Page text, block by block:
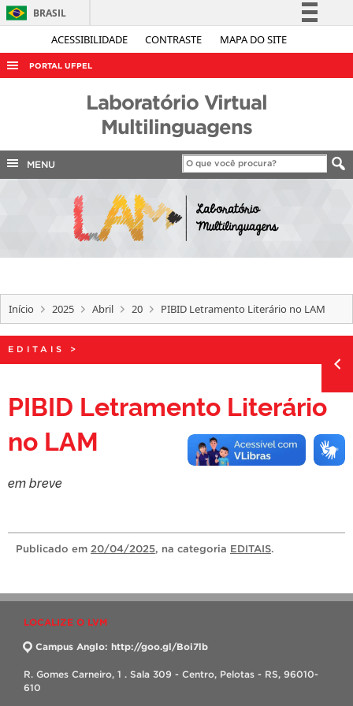
ACESSIBILIDADE CONTRASTE MAPA DO SITE
BRASIL
Simplifique!
Acesso à informação
Legislação
Canais
PORTAL UFPEL
INTERNACIONAL
TELEFONES
Laboratório Virtual
Multilinguagens
MENU
Início 2025 Abril 20 PIBID Letramento Literário no LAM
EDITAIS >
PIBID Letramento Literário
no LAM
em breve
Publicado em 20/04/2025, na categoria EDITAIS.
LOCALIZE O LVM
Campus Anglo: http://goo.gl/Boi7lb
R. Gomes Carneiro, 1 . Sala 309 - Centro, Pelotas - RS, 96010-
610